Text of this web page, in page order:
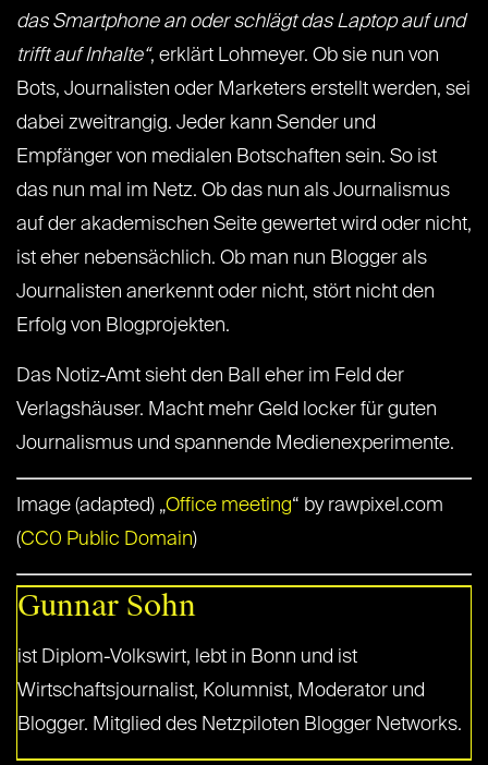
das Smartphone an oder schlägt das Laptop auf und
trifft auf Inhalte“, erklärt Lohmeyer. Ob sie nun von
Bots, Journalisten oder Marketers erstellt werden, sei
dabei zweitrangig. Jeder kann Sender und
Empfänger von medialen Botschaften sein. So ist
das nun mal im Netz. Ob das nun als Journalismus
auf der akademischen Seite gewertet wird oder nicht,
ist eher nebensächlich. Ob man nun Blogger als
Journalisten anerkennt oder nicht, stört nicht den
Erfolg von Blogprojekten.
Das Notiz-Amt sieht den Ball eher im Feld der
Verlagshäuser. Macht mehr Geld locker für guten
Journalismus und spannende Medienexperimente.
Image (adapted) „Office meeting“ by rawpixel.com
(CC0 Public Domain)
Gunnar Sohn
ist Diplom-Volkswirt, lebt in Bonn und ist
Wirtschaftsjournalist, Kolumnist, Moderator und
Blogger. Mitglied des Netzpiloten Blogger Networks.